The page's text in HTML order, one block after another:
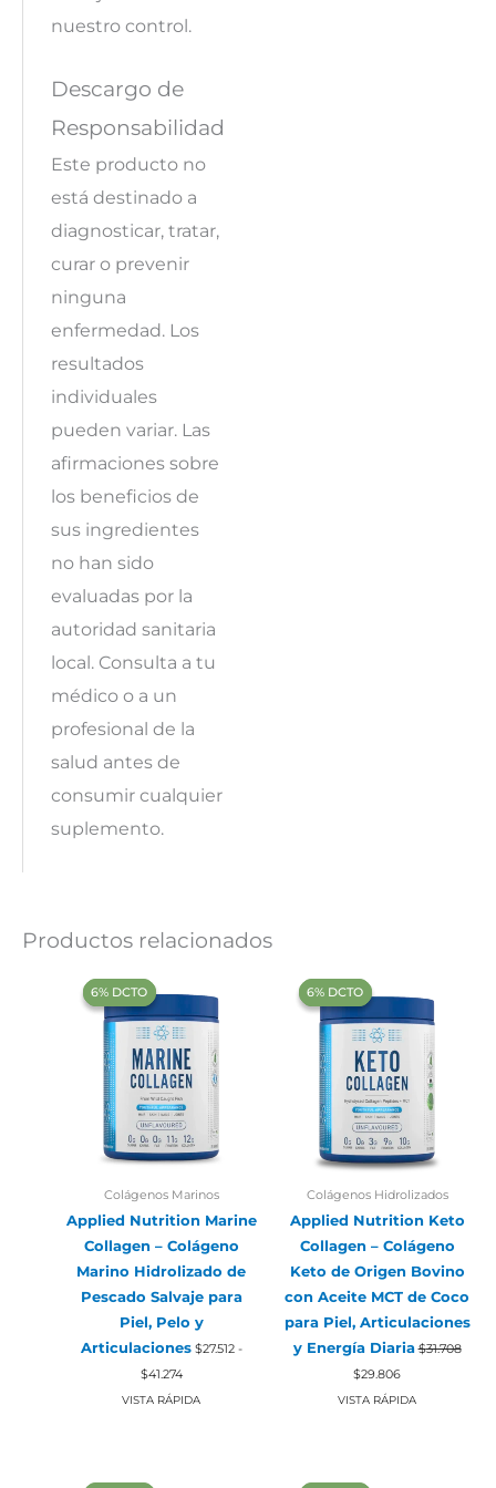
nuestro control.
Descargo de
Responsabilidad
Este producto no
está destinado a
diagnosticar, tratar,
curar o prevenir
ninguna
enfermedad. Los
resultados
individuales
pueden variar. Las
afirmaciones sobre
los beneficios de
sus ingredientes
no han sido
evaluadas por la
autoridad sanitaria
local. Consulta a tu
médico o a un
profesional de la
salud antes de
consumir cualquier
suplemento.
Productos relacionados
‍6% DCTO‍‍
‍6% DCTO‍‍
Colágenos Marinos
Applied Nutrition Marine
Collagen – Colágeno
Marino Hidrolizado de
Pescado Salvaje para
Piel, Pelo y
Articulaciones $27.512 -
$41.274
de
precios:
VISTA RÁPIDA
‍6% DCTO‍‍
‍6% DCTO‍‍
Colágenos Hidrolizados
Applied Nutrition Keto
Collagen – Colágeno
Keto de Origen Bovino
con Aceite MCT de Coco
para Piel, Articulaciones
y Energía Diaria $31.708
El
precio
original
$29.806
actual
VISTA RÁPIDA